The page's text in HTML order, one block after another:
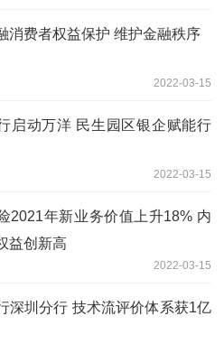
消费者权益保护 维护金融秩序
2022-03-15
启动万洋 民生园区银企赋能行
2022-03-15
2021年新业务价值上升18% 内
益创新高
2022-03-15
深圳分行 技术流评价体系获1亿